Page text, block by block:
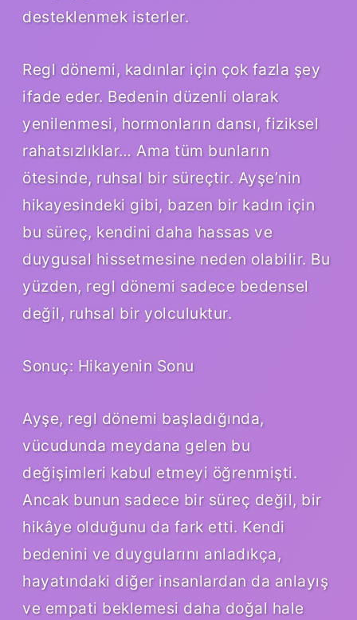
desteklenmek isterler.
Regl dönemi, kadınlar için çok fazla şey
ifade eder. Bedenin düzenli olarak
yenilenmesi, hormonların dansı, fiziksel
rahatsızlıklar… Ama tüm bunların
ötesinde, ruhsal bir süreçtir. Ayşe’nin
hikayesindeki gibi, bazen bir kadın için
bu süreç, kendini daha hassas ve
duygusal hissetmesine neden olabilir. Bu
yüzden, regl dönemi sadece bedensel
değil, ruhsal bir yolculuktur.
Sonuç: Hikayenin Sonu
Ayşe, regl dönemi başladığında,
vücudunda meydana gelen bu
değişimleri kabul etmeyi öğrenmişti.
Ancak bunun sadece bir süreç değil, bir
hikâye olduğunu da fark etti. Kendi
bedenini ve duygularını anladıkça,
hayatındaki diğer insanlardan da anlayış
ve empati beklemesi daha doğal hale